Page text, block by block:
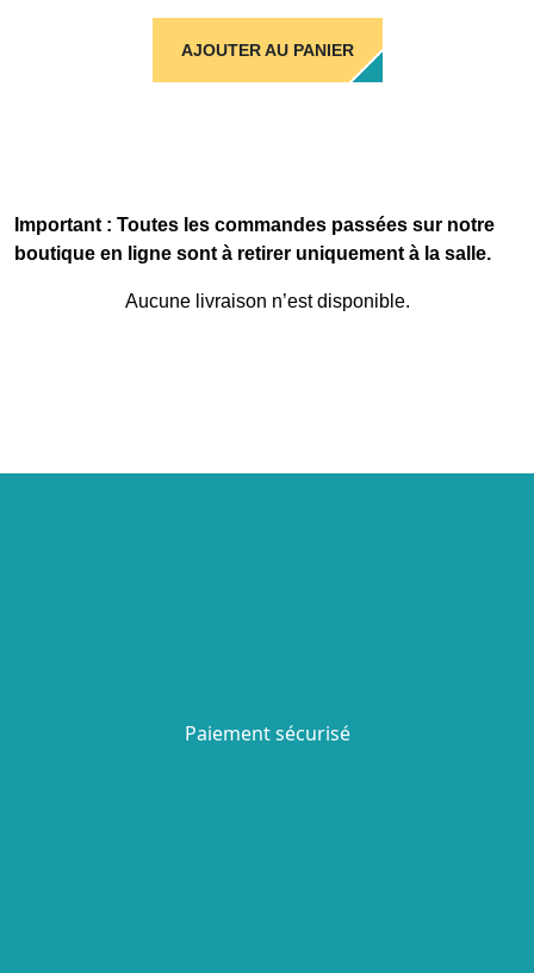
AJOUTER AU PANIER
Important : Toutes les commandes passées sur notre
boutique en ligne sont à retirer uniquement à la salle.
Aucune livraison n’est disponible.
Paiement sécurisé